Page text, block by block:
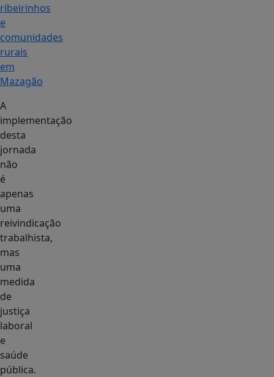
ribeirinhos
e
comunidades
rurais
em
Mazagão
A
implementação
desta
jornada
não
é
apenas
uma
reivindicação
trabalhista,
mas
uma
medida
de
justiça
laboral
e
saúde
pública.